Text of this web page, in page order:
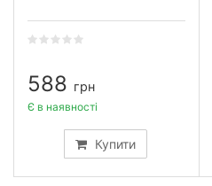
588 грн
Купити
Є в наявності